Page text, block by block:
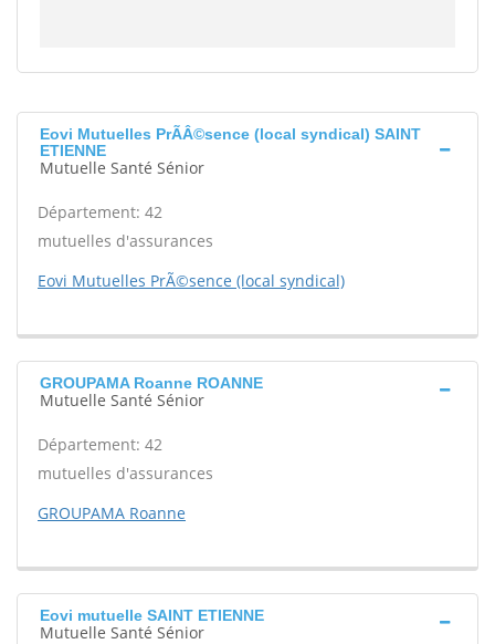
Eovi Mutuelles PrÃÂ©sence (local syndical) SAINT
ETIENNE
Mutuelle Santé Sénior
Département: 42
mutuelles d'assurances
Eovi Mutuelles PrÃ©sence (local syndical)
GROUPAMA Roanne ROANNE
Mutuelle Santé Sénior
Département: 42
mutuelles d'assurances
GROUPAMA Roanne
Eovi mutuelle SAINT ETIENNE
Mutuelle Santé Sénior